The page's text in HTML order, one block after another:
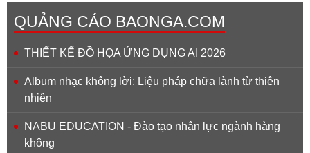
QUẢNG CÁO BAONGA.COM
THIẾT KẾ ĐỒ HỌA ỨNG DỤNG AI 2026
Album nhạc không lời: Liệu pháp chữa lành từ thiên
nhiên
NABU EDUCATION - Đào tạo nhân lực ngành hàng
không